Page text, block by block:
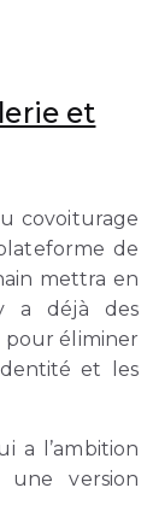
et
covoiturage
de
mettra en
a déjà des
pour éliminer
et les
a l’ambition
version